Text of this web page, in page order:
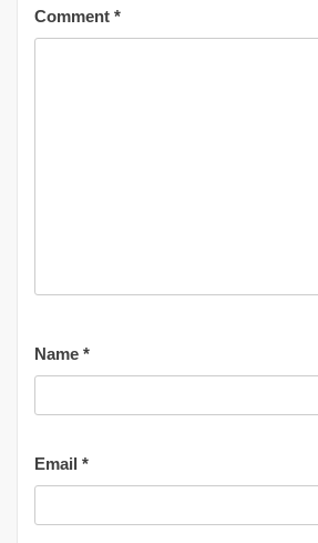
Comment *
Name *
Email *